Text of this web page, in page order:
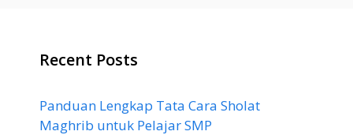
Recent Posts
Panduan Lengkap Tata Cara Sholat
Maghrib untuk Pelajar SMP